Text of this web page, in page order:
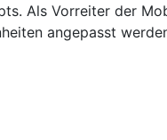
Als Vorreiter der
angepasst